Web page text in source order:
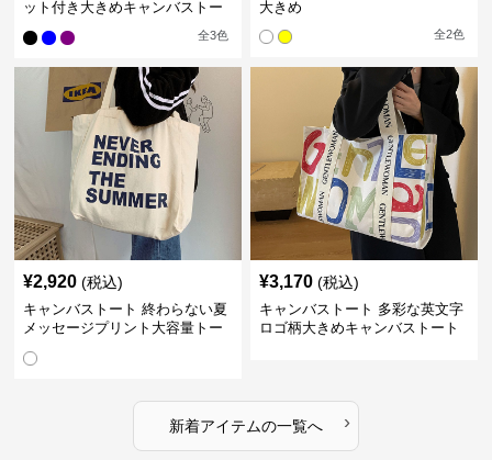
ット付き大きめキャンバストー
全3色
大きめ
全2色
¥2,920 (税込)
キャンバストート 終わらない夏
メッセージプリント大容量トー
¥3,170 (税込)
キャンバストート 多彩な英文字
ロゴ柄大きめキャンバストート
新着アイテムの一覧へ ›